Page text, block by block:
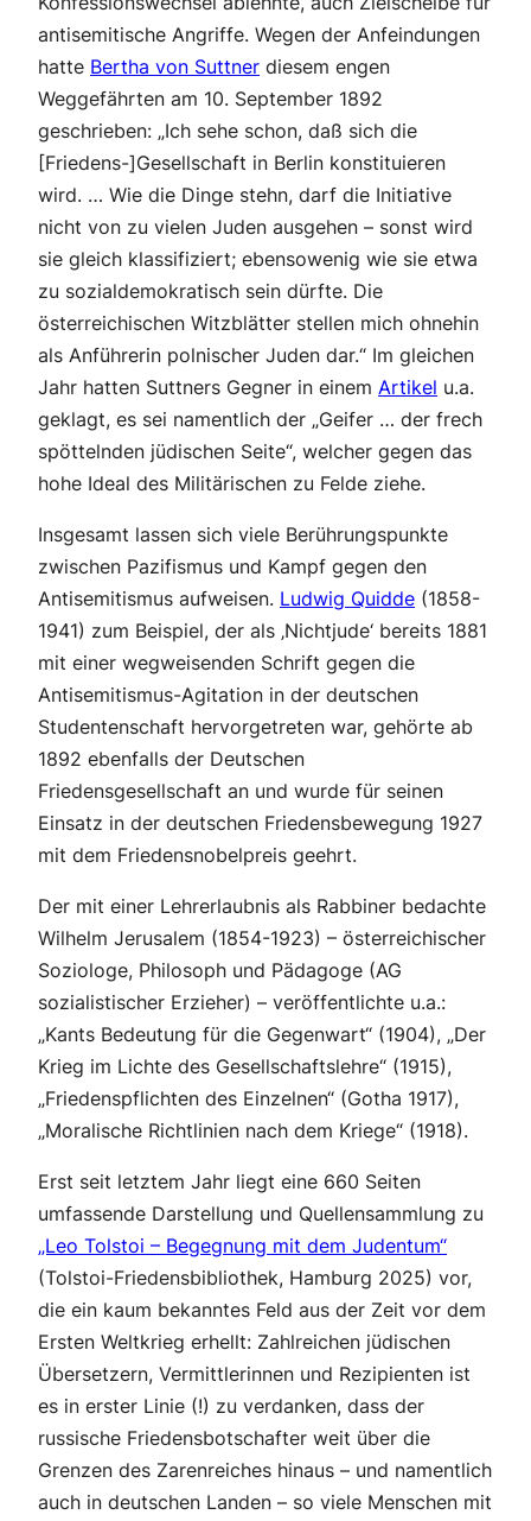
antisemitische Angriffe. Wegen der Anfeindungen
hatte Bertha von Suttner diesem engen
Weggefährten am 10. September 1892
geschrieben: „Ich sehe schon, daß sich die
[Friedens-]Gesellschaft in Berlin konstituieren
wird. … Wie die Dinge stehn, darf die Initiative
nicht von zu vielen Juden ausgehen – sonst wird
sie gleich klassifiziert; ebensowenig wie sie etwa
zu sozialdemokratisch sein dürfte. Die
österreichischen Witzblätter stellen mich ohnehin
als Anführerin polnischer Juden dar.“ Im gleichen
Jahr hatten Suttners Gegner in einem Artikel u.a.
geklagt, es sei namentlich der „Geifer … der frech
spöttelnden jüdischen Seite“, welcher gegen das
hohe Ideal des Militärischen zu Felde ziehe.
Insgesamt lassen sich viele Berührungspunkte
zwischen Pazifismus und Kampf gegen den
Antisemitismus aufweisen. Ludwig Quidde (1858-
1941) zum Beispiel, der als ‚Nichtjude‘ bereits 1881
mit einer wegweisenden Schrift gegen die
Antisemitismus-Agitation in der deutschen
Studentenschaft hervorgetreten war, gehörte ab
1892 ebenfalls der Deutschen
Friedensgesellschaft an und wurde für seinen
Einsatz in der deutschen Friedensbewegung 1927
mit dem Friedensnobelpreis geehrt.
Der mit einer Lehrerlaubnis als Rabbiner bedachte
Wilhelm Jerusalem (1854-1923) – österreichischer
Soziologe, Philosoph und Pädagoge (AG
sozialistischer Erzieher) – veröffentlichte u.a.:
„Kants Bedeutung für die Gegenwart“ (1904), „Der
Krieg im Lichte des Gesellschaftslehre“ (1915),
„Friedenspflichten des Einzelnen“ (Gotha 1917),
„Moralische Richtlinien nach dem Kriege“ (1918).
Erst seit letztem Jahr liegt eine 660 Seiten
umfassende Darstellung und Quellensammlung zu
„Leo Tolstoi – Begegnung mit dem Judentum“
(Tolstoi-Friedensbibliothek, Hamburg 2025) vor,
die ein kaum bekanntes Feld aus der Zeit vor dem
Ersten Weltkrieg erhellt: Zahlreichen jüdischen
Übersetzern, Vermittlerinnen und Rezipienten ist
es in erster Linie (!) zu verdanken, dass der
russische Friedensbotschafter weit über die
Grenzen des Zarenreiches hinaus – und namentlich
auch in deutschen Landen – so viele Menschen mit